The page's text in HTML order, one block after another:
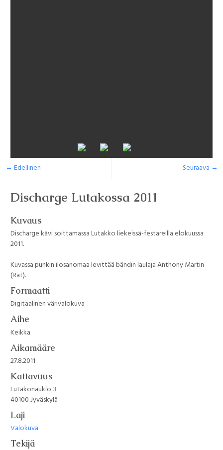
← Edellinen Seuraava →
Discharge Lutakossa 2011
Kuvaus
Discharge kävi soittamassa Lutakko liekeissä-festareilla elokuussa
2011.
Kuvassa punkin ilosanomaa levittää bändin laulaja Anthony Martin
(Rat).
Formaatti
Digitaalinen värivalokuva
Aihe
Keikka
Aikamääre
27.8.2011
Kattavuus
Lutakonaukio 3
40100 Jyväskylä
Laji
Valokuva
Tekijä